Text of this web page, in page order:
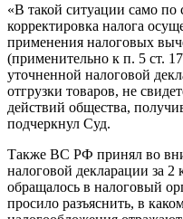
«В такой ситуации само по
корректировка налога
применения налоговых
(применительно к п. 5 ст.
уточненной налоговой
отгрузки товаров, не
действий общества,
подчеркнул Суд.
Также ВС РФ принял во
налоговой декларации за 2
обращалось в налоговый
просило разъяснить, в